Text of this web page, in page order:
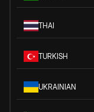
THAI
TURKISH
UKRAINIAN